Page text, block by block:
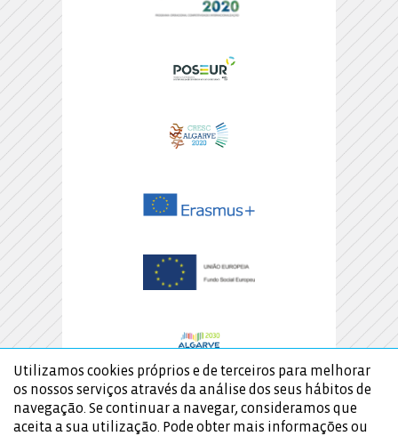
Utilizamos cookies próprios e de terceiros para melhorar
os nossos serviços através da análise dos seus hábitos de
navegação. Se continuar a navegar, consideramos que
aceita a sua utilização. Pode obter mais informações ou